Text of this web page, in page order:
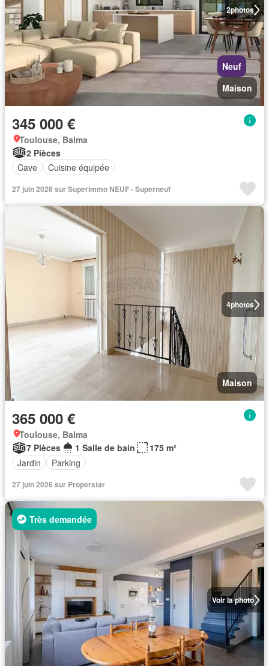
2photos
Neuf
Maison
345 000 €
Toulouse, Balma
2 Pièces
Cave
Cuisine équipée
27 juin 2026 sur Superimmo NEUF - Superneuf
4photos
Maison
365 000 €
Toulouse, Balma
7 Pièces
1 Salle de bain
175 m²
Jardin
Parking
27 juin 2026 sur Properstar
Voir la photo
Très demandée